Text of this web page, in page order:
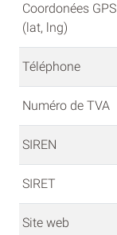
Coordonées GPS
(lat, lng)
Téléphone
Numéro de TVA
SIREN
SIRET
Site web